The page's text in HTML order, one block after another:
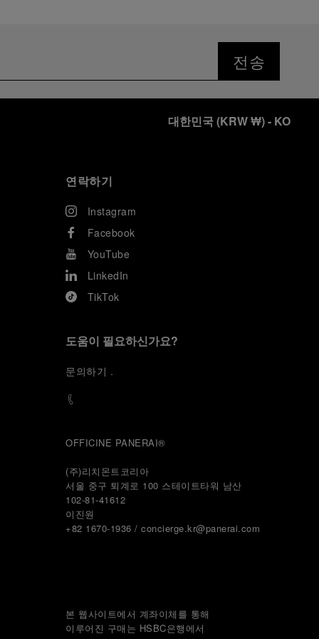
전송
대한민국(KRW ₩)- KO
연락하기
Instagram
Facebook
YouTube
LinkedIn
TikTok
도움이 필요하신가요?
문의하기 .
OFFICINE PANERAI®
(주)리치몬트코리아
서울 중구 퇴계로 100 스테이트타워 남산
102-81-41612
이진원
+82 1670-1936 / concierge.kr@panerai.com
본 웹사이트에서 계좌이체를 통해
이루어진 구매는 HSBC은행에서